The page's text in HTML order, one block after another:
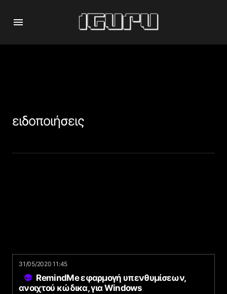
ειδοποιήσεις
31/05/2020 11:45
RemindMe εφαρμογή υπενθυμίσεων,
ανοιχτού κώδικα, για Windows